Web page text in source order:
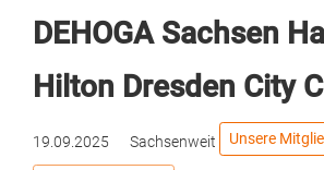
DEHOGA Sachsen
Hilton Dresden City
19.09.2025 Sachsenweit Unsere